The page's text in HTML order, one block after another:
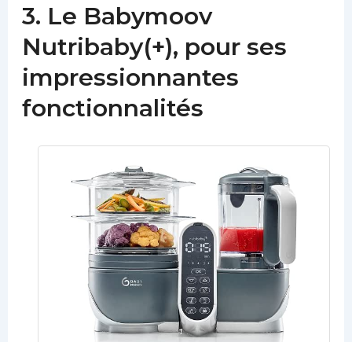
3. Le Babymoov
Nutribaby(+), pour ses
impressionnantes
fonctionnalités